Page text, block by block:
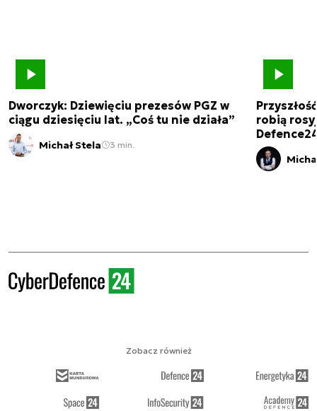
Dworczyk: Dziewięciu prezesów PGZ w
ciągu dziesięciu lat. „Coś tu nie działa”
Michał Stela 3 min.
robią
Zobacz również